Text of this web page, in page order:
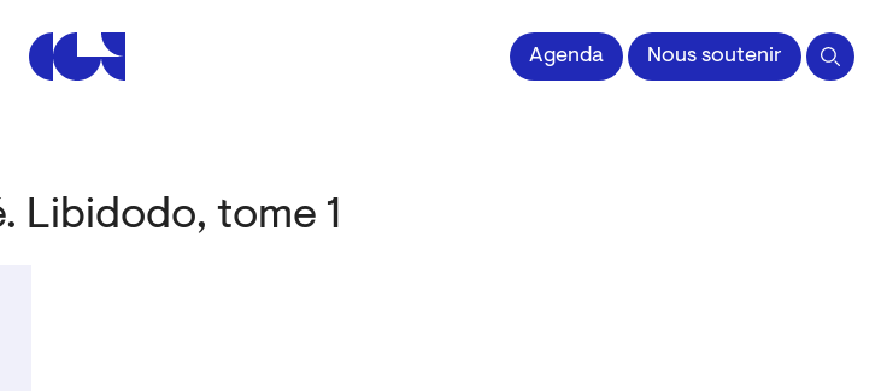
Centre de la Gravure et de l'Image impriméeAgenda Nous soutenir
Libidodo, tome 1